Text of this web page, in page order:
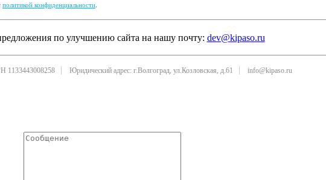
политикой конфиденциальности
по улучшению сайта на нашу почту: dev@kipaso.ru
1133443008258 Юридический адрес: г.Волгоград, ул.Козловская, д.61 info@kipaso.ru